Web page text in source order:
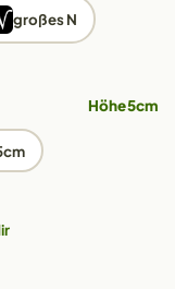
großes N
Höhe 5cm